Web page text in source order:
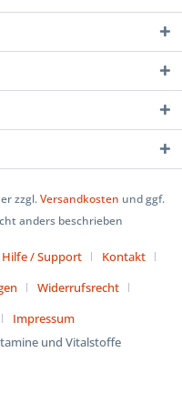
zzgl.Versandkosten und ggf.
anders beschrieben
Hilfe / Support
Kontakt
Widerrufsrecht
Impressum
und Vitalstoffe